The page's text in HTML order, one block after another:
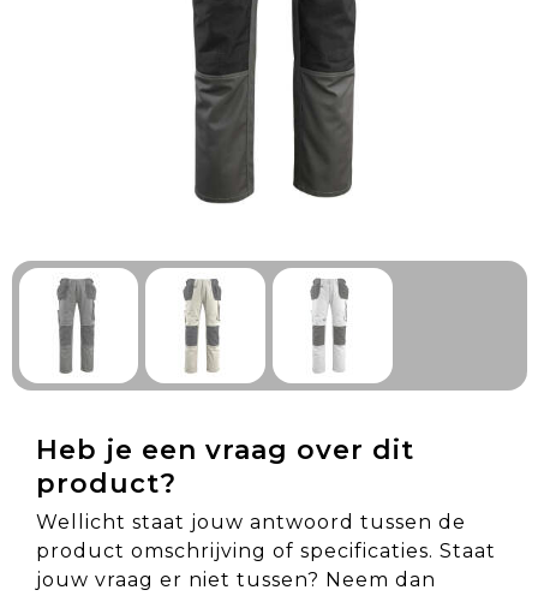
Technologie & Gadgets
Outdoor & Vrije tijd
Pennen & Schrijfwaren
Tassen & Reizen
Gezondheid & Welzijn
Eten & Drinken
Heb je een vraag over dit
product?
Wellicht staat jouw antwoord tussen de
product omschrijving of specificaties. Staat
jouw vraag er niet tussen? Neem dan